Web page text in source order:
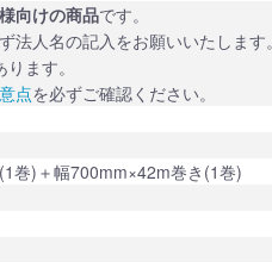
向けの商品です。
法人名の記入をお願いいたします。
ます。
点を必ずご確認ください。
巻)＋幅700mm×42m巻き(1巻)